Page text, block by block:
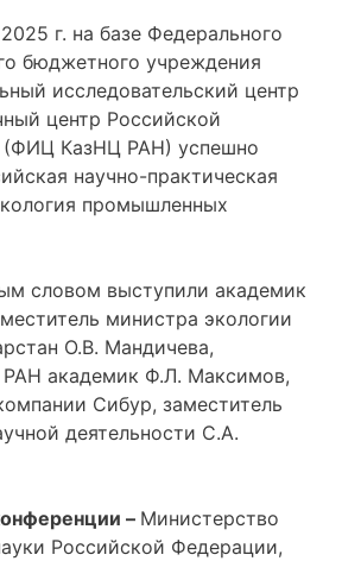
г. на базе Федерального
бюджетного учреждения
исследовательский центр
центр Российской
(ФИЦ КазНЦ РАН) успешно
научно-практическая
промышленных
словом выступили академик
министра экологии
О.В. Мандичева,
академик Ф.Л. Максимов,
Сибур, заместитель
деятельности С.А.
– Министерство
Российской Федерации,